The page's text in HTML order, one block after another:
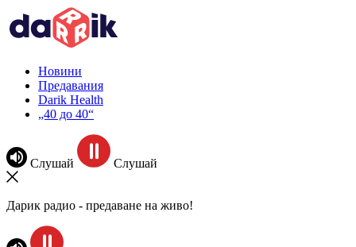
Новини
Предавания
Darik Health
„40 до 40“
Слушай Слушай
Дарик радио - предаване на живо!